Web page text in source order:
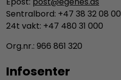
Sentralbord: +47 38 32 08 00
24t vakt: +47 480 31 000
Org.nr.: 966 861 320
Infosenter